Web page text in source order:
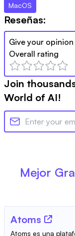
MacOS
Reseñas:
Give your opinion
Overall rating
Join
World of AI!
Mejor
Atoms
Atoms es una